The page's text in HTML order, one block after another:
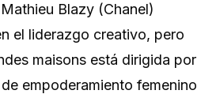
Blazy (Chanel)
el liderazgo creativo, pero
maisons está dirigida por
empoderamiento femenino